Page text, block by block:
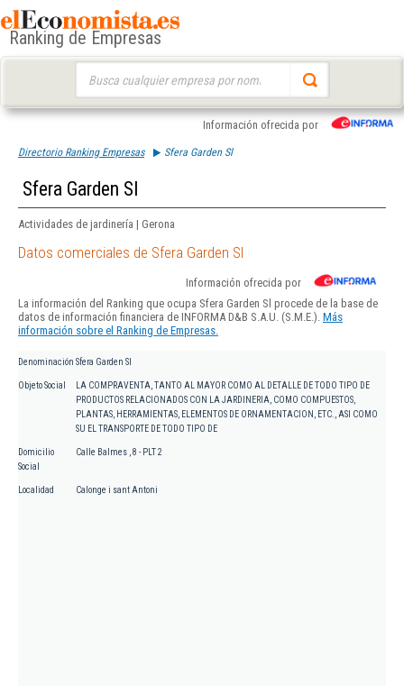
Ranking de Empresas
Información ofrecida por
Directorio Ranking Empresas Sfera Garden Sl
Sfera Garden Sl
Actividades de jardinería | Gerona
Datos comerciales de Sfera Garden Sl
Información ofrecida por
La información del Ranking que ocupa Sfera Garden Sl procede de la base de
datos de información financiera de INFORMA D&B S.A.U. (S.M.E.). Más
información sobre el Ranking de Empresas.
Denominación Sfera Garden Sl
Objeto Social
LA COMPRAVENTA, TANTO AL MAYOR COMO AL DETALLE DE TODO TIPO DE
PRODUCTOS RELACIONADOS CON LA JARDINERIA, COMO COMPUESTOS,
PLANTAS, HERRAMIENTAS, ELEMENTOS DE ORNAMENTACION, ETC., ASI COMO
SU EL TRANSPORTE DE TODO TIPO DE
Domicilio
Social
Calle Balmes , 8 - PLT 2
Localidad Calonge i sant Antoni